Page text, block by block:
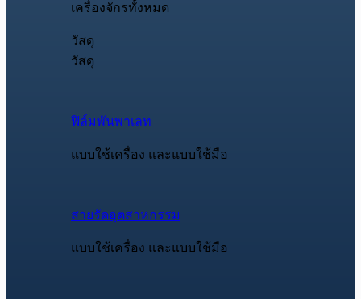
เครื่องจักรทั้งหมด
วัสดุ
วัสดุ
ฟิล์มพันพาเลท
แบบใช้เครื่อง และแบบใช้มือ
สายรัดอุตสาหกรรม
แบบใช้เครื่อง และแบบใช้มือ